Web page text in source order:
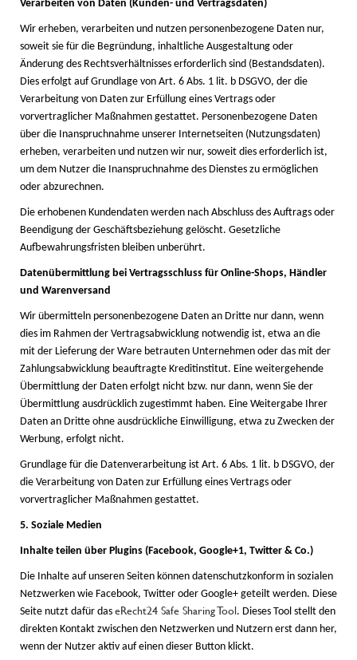
Verarbeiten von Daten (Kunden- und Vertragsdaten)
Wir erheben, verarbeiten und nutzen personenbezogene Daten nur,
soweit sie für die Begründung, inhaltliche Ausgestaltung oder
Änderung des Rechtsverhältnisses erforderlich sind (Bestandsdaten).
Dies erfolgt auf Grundlage von Art. 6 Abs. 1 lit. b DSGVO, der die
Verarbeitung von Daten zur Erfüllung eines Vertrags oder
vorvertraglicher Maßnahmen gestattet. Personenbezogene Daten
über die Inanspruchnahme unserer Internetseiten (Nutzungsdaten)
erheben, verarbeiten und nutzen wir nur, soweit dies erforderlich ist,
um dem Nutzer die Inanspruchnahme des Dienstes zu ermöglichen
oder abzurechnen.
Die erhobenen Kundendaten werden nach Abschluss des Auftrags oder
Beendigung der Geschäftsbeziehung gelöscht. Gesetzliche
Aufbewahrungsfristen bleiben unberührt.
Datenübermittlung bei Vertragsschluss für Online-Shops, Händler
und Warenversand
Wir übermitteln personenbezogene Daten an Dritte nur dann, wenn
dies im Rahmen der Vertragsabwicklung notwendig ist, etwa an die
mit der Lieferung der Ware betrauten Unternehmen oder das mit der
Zahlungsabwicklung beauftragte Kreditinstitut. Eine weitergehende
Übermittlung der Daten erfolgt nicht bzw. nur dann, wenn Sie der
Übermittlung ausdrücklich zugestimmt haben. Eine Weitergabe Ihrer
Daten an Dritte ohne ausdrückliche Einwilligung, etwa zu Zwecken der
Werbung, erfolgt nicht.
Grundlage für die Datenverarbeitung ist Art. 6 Abs. 1 lit. b DSGVO, der
die Verarbeitung von Daten zur Erfüllung eines Vertrags oder
vorvertraglicher Maßnahmen gestattet.
5. Soziale Medien
Inhalte teilen über Plugins (Facebook, Google+1, Twitter & Co.)
Die Inhalte auf unseren Seiten können datenschutzkonform in sozialen
Netzwerken wie Facebook, Twitter oder Google+ geteilt werden. Diese
Seite nutzt dafür das eRecht24 Safe Sharing Tool. Dieses Tool stellt den
direkten Kontakt zwischen den Netzwerken und Nutzern erst dann her,
wenn der Nutzer aktiv auf einen dieser Button klickt.